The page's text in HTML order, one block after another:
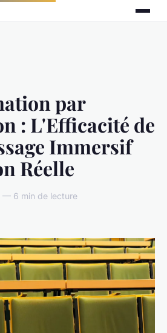
par
: L'Efficacité de
Immersif
Réelle
6 min de lecture